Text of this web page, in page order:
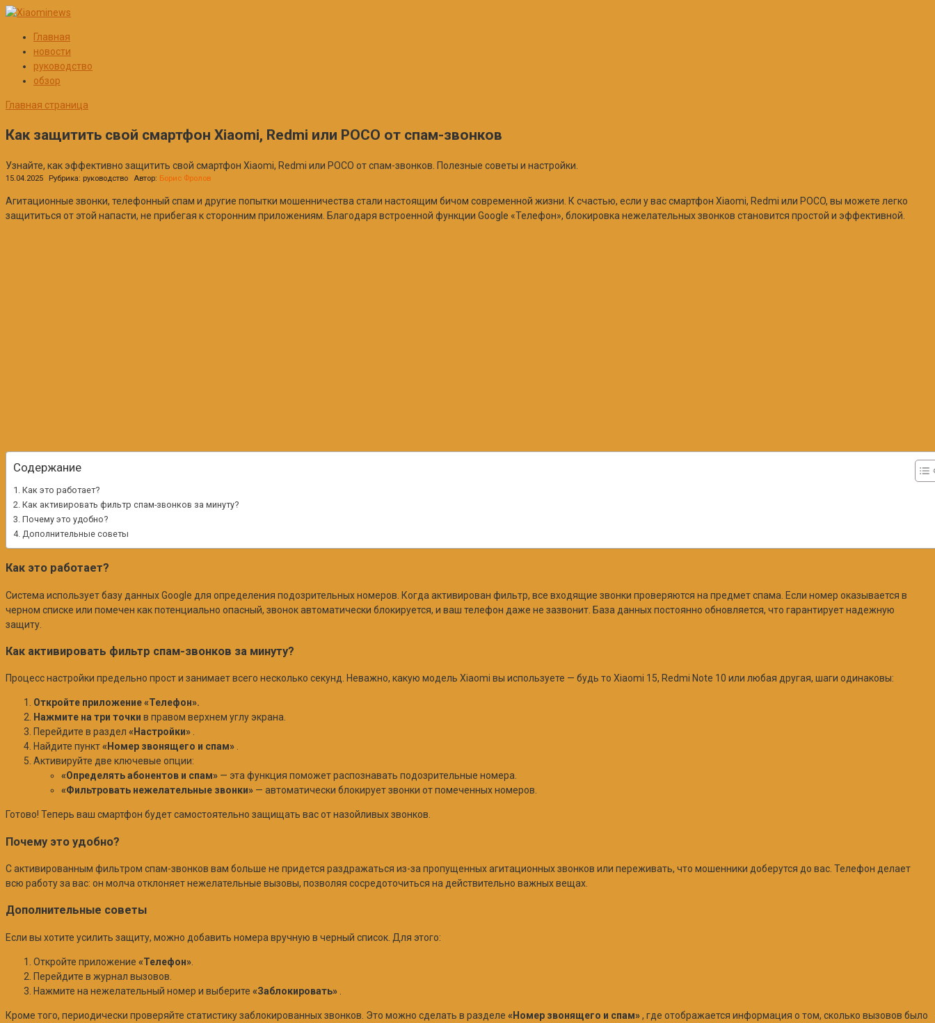
Перейти
контентуГлавная
новости
руководство
обзор
Главная страница
Как защитить свой смартфон Xiaomi, Redmi или POCO от спам-звонков
Узнайте, как эффективно защитить свой смартфон Xiaomi, Redmi или POCO от спам-звонков. Полезные советы и настройки.
15.04.2025 Рубрика: руководство Автор: Борис Фролов
Агитационные звонки, телефонный спам и другие попытки мошенничества стали настоящим бичом современной жизни. К счастью, если у вас смартфон Xiaomi, Redmi или POCO, вы можете легко
защититься от этой напасти, не прибегая к сторонним приложениям. Благодаря встроенной функции Google «Телефон», блокировка нежелательных звонков становится простой и эффективной.
Содержание
Как это работает?
Как активировать фильтр спам-звонков за минуту?
Почему это удобно?
Дополнительные советы
Как это работает?
Система использует базу данных Google для определения подозрительных номеров. Когда активирован фильтр, все входящие звонки проверяются на предмет спама. Если номер оказывается в
черном списке или помечен как потенциально опасный, звонок автоматически блокируется, и ваш телефон даже не зазвонит. База данных постоянно обновляется, что гарантирует надежную
защиту.
Как активировать фильтр спам-звонков за минуту?
Процесс настройки предельно прост и занимает всего несколько секунд. Неважно, какую модель Xiaomi вы используете — будь то Xiaomi 15, Redmi Note 10 или любая другая, шаги одинаковы:
Откройте приложение «Телефон».
Нажмите на три точки в правом верхнем углу экрана.
Перейдите в раздел «Настройки» .
Найдите пункт«Номер звонящего и спам» .
Активируйте две ключевые опции:
«Определять абонентов и спам» — эта функция поможет распознавать подозрительные номера.
«Фильтровать нежелательные звонки» — автоматически блокирует звонки от помеченных номеров.
Готово! Теперь ваш смартфон будет самостоятельно защищать вас от назойливых звонков.
Почему это удобно?
С активированным фильтром спам-звонков вам больше не придется раздражаться из-за пропущенных агитационных звонков или переживать, что мошенники доберутся до вас. Телефон делает
всю работу за вас: он молча отклоняет нежелательные вызовы, позволяя сосредоточиться на действительно важных вещах.
Дополнительные советы
Если вы хотите усилить защиту, можно добавить номера вручную в черный список. Для этого:
Откройте приложение «Телефон»
Перейдите в журнал вызовов.
Нажмите на нежелательный номер и выберите «Заблокировать»
Кроме того, периодически проверяйте статистику заблокированных звонков. Это можно сделать в разделе «Номер звонящего и спам», где отображается информация о том, сколько вызовов было